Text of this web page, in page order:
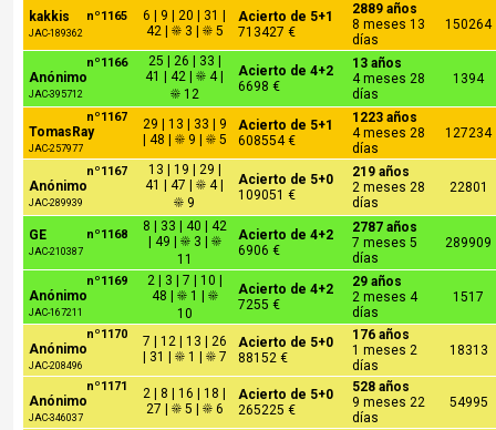
nº1165
kakkis
JAC-189362
6 | 9 | 20 | 31 |
42 | ☀ 3 | ☀ 5
Acierto de 5+1
713427 €
2889 años
8 meses 13
días
150264
nº1166
Anónimo
JAC-395712
25 | 26 | 33 |
41 | 42 | ☀ 4 |
☀ 12
Acierto de 4+2
6698 €
13 años
4 meses 28
días
1394
nº1167
TomasRay
JAC-257977
29 | 13 | 33 | 9
| 48 | ☀ 9 | ☀ 5
Acierto de 5+1
608554 €
1223 años
4 meses 28
días
127234
nº1167
Anónimo
JAC-289939
13 | 19 | 29 |
41 | 47 | ☀ 4 |
☀ 9
Acierto de 5+0
109051 €
219 años
2 meses 28
días
22801
nº1168
GE
JAC-210387
8 | 33 | 40 | 42
| 49 | ☀ 3 | ☀
11
Acierto de 4+2
6906 €
2787 años
7 meses 5
días
289909
nº1169
Anónimo
JAC-167211
2 | 3 | 7 | 10 |
48 | ☀ 1 | ☀
10
Acierto de 4+2
7255 €
29 años
2 meses 4
días
1517
nº1170
Anónimo
JAC-208496
7 | 12 | 13 | 26
| 31 | ☀ 1 | ☀ 7
Acierto de 5+0
88152 €
176 años
1 meses 2
días
18313
nº1171
Anónimo
JAC-346037
2 | 8 | 16 | 18 |
27 | ☀ 5 | ☀ 6
Acierto de 5+0
265225 €
528 años
9 meses 22
días
54995